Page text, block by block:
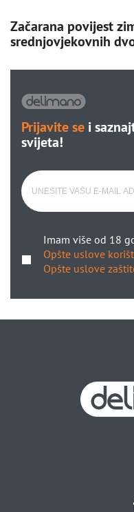
Začarana povijest
srednjovjekovnih
Prijavite se i
svijeta!
Imam više od 18
Opšte uslove
Opšte uslove